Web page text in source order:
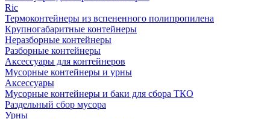
Ric
Термоконтейнеры из вспененного полипропилена
Крупногабаритные контейнеры
Неразборные контейнеры
Разборные контейнеры
Аксессуары для контейнеров
Мусорные контейнеры и урны
Аксессуары
Мусорные контейнеры и баки для сбора ТКО
Раздельный сбор мусора
Урны